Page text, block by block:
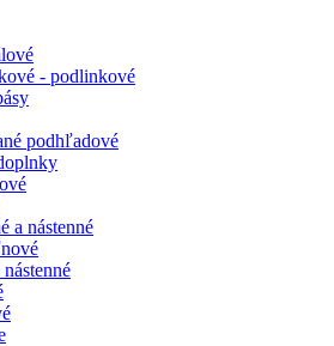
- podlinkové
podhľadové
a nástenné